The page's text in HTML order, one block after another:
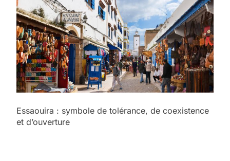
Essaouira : symbole de tolérance, de coexistence
et d’ouverture